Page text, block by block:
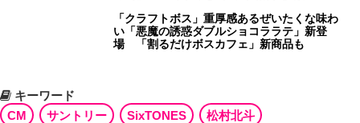
「クラフトボス」重厚感あるぜいたくな味わ
い「悪魔の誘惑ダブルショコララテ」新登
場 「割るだけボスカフェ」新商品も
キーワード
CM
サントリー SixTONES 松村北斗